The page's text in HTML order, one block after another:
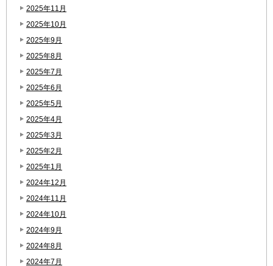
2025年11月
2025年10月
2025年9月
2025年8月
2025年7月
2025年6月
2025年5月
2025年4月
2025年3月
2025年2月
2025年1月
2024年12月
2024年11月
2024年10月
2024年9月
2024年8月
2024年7月